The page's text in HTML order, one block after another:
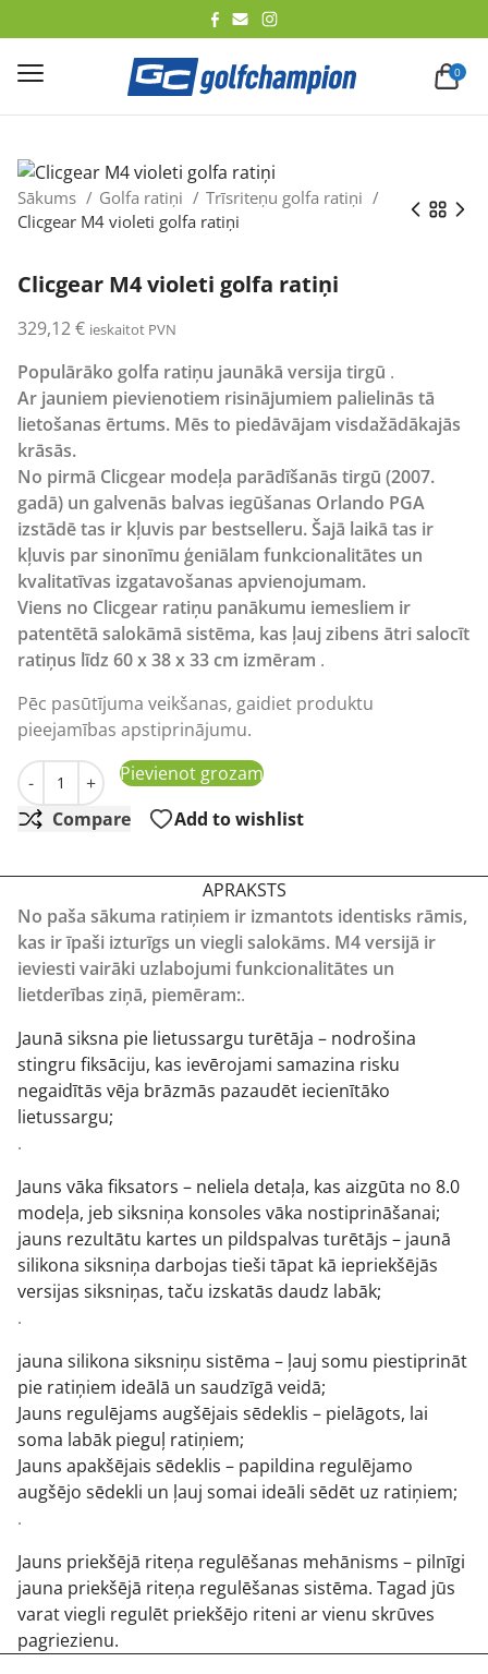
0
Sākums Golfa ratiņi
Trīsriteņu golfa ratiņi
Clicgear M4 violeti golfa ratiņi
Clicgear M4 violeti golfa ratiņi
329,12€ ieskaitot PVN
Populārāko golfa ratiņu jaunākā versija tirgū .
Ar jauniem pievienotiem risinājumiem palielinās tā
lietošanas ērtums. Mēs to piedāvājam visdažādākajās
krāsās.
No pirmā Clicgear modeļa parādīšanās tirgū (2007.
gadā) un galvenās balvas iegūšanas Orlando PGA
izstādē tas ir kļuvis par bestselleru. Šajā laikā tas ir
kļuvis par sinonīmu ģeniālam funkcionalitātes un
kvalitatīvas izgatavošanas apvienojumam.
Viens no Clicgear ratiņu panākumu iemesliem ir
patentētā salokāmā sistēma, kas ļauj zibens ātri salocīt
ratiņus līdz 60 x 38 x 33 cm izmēram .
Pēc pasūtījuma veikšanas, gaidiet produktu
pieejamības apstiprinājumu.
-
Clicgear M4 violeti golfa ratiņi daudzums
+
Pievienot grozam
Compare
Add to wishlist
APRAKSTS
No paša sākuma ratiņiem ir izmantots identisks rāmis,
kas ir īpaši izturīgs un viegli salokāms. M4 versijā ir
ieviesti vairāki uzlabojumi funkcionalitātes un
lietderības ziņā, piemēram:.
Jaunā siksna pie lietussargu turētāja – nodrošina
stingru fiksāciju, kas ievērojami samazina risku
negaidītās vēja brāzmās pazaudēt iecienītāko
lietussargu;
.
Jauns vāka fiksators – neliela detaļa, kas aizgūta no 8.0
modeļa, jeb siksniņa konsoles vāka nostiprināšanai;
jauns rezultātu kartes un pildspalvas turētājs – jaunā
silikona siksniņa darbojas tieši tāpat kā iepriekšējās
versijas siksniņas, taču izskatās daudz labāk;
.
jauna silikona siksniņu sistēma – ļauj somu piestiprināt
pie ratiņiem ideālā un saudzīgā veidā;
Jauns regulējams augšējais sēdeklis – pielāgots, lai
soma labāk pieguļ ratiņiem;
Jauns apakšējais sēdeklis – papildina regulējamo
augšējo sēdekli un ļauj somai ideāli sēdēt uz ratiņiem;
.
Jauns priekšējā riteņa regulēšanas mehānisms – pilnīgi
jauna priekšējā riteņa regulēšanas sistēma. Tagad jūs
varat viegli regulēt priekšējo riteni ar vienu skrūves
pagriezienu.